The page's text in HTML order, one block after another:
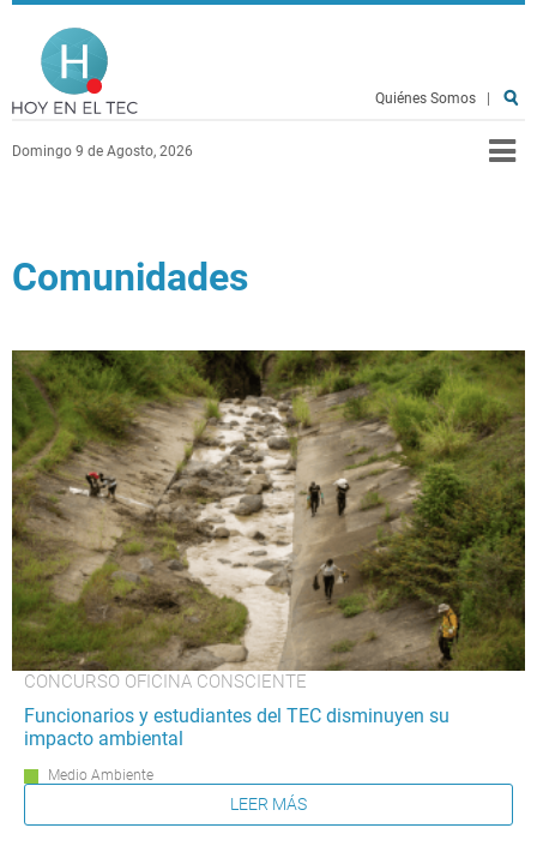
Pasar al contenido principal
Domingo 9 de Agosto, 2026
Quiénes Somos
Comunidades
CONCURSO OFICINA CONSCIENTE
Funcionarios y estudiantes del TEC disminuyen su
impacto ambiental
Medio Ambiente
LEER MÁS